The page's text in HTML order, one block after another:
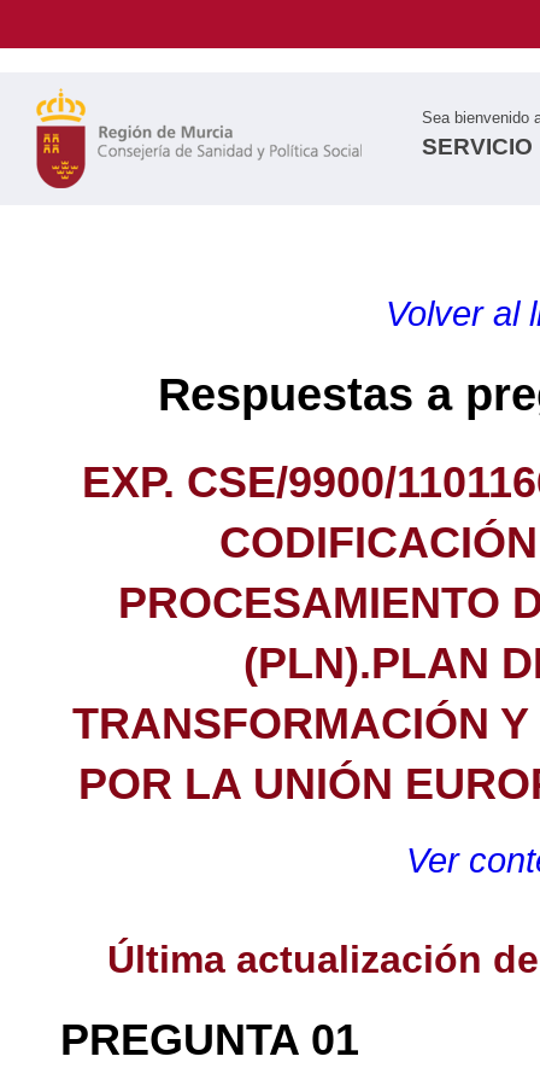
Sea bienvenido
Volver al
Respuestas a
EXP. CSE/9900/
PROCESAMIENTO
(PLN).PLAN
TRANSFORMACIÓN Y
POR LA UNIÓN
Ver
Última actualización
PREGUNTA 01